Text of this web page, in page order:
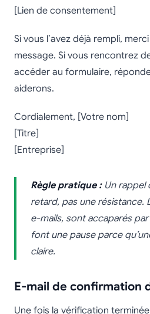
[Lien de consentement]
Si vous l’avez déjà rempli,
message. Si vous rencontrez
accéder au formulaire,
aiderons.
Cordialement, [Votre nom]
[Titre]
[Entreprise]
Règle pratique :Un rappel
retard, pas une résistance.
e-mails, sont accaparés
font une pause parce
claire.
E-mail de confirmation
Une fois la vérification